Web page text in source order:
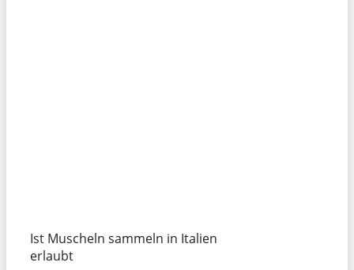
Ist Muscheln sammeln in Italien
erlaubt